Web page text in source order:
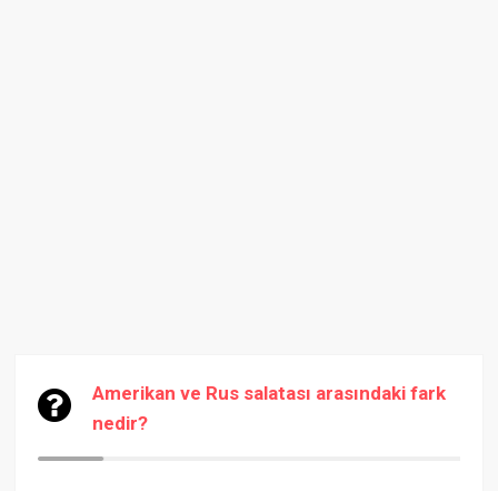
Amerikan ve Rus salatası arasındaki fark
nedir?